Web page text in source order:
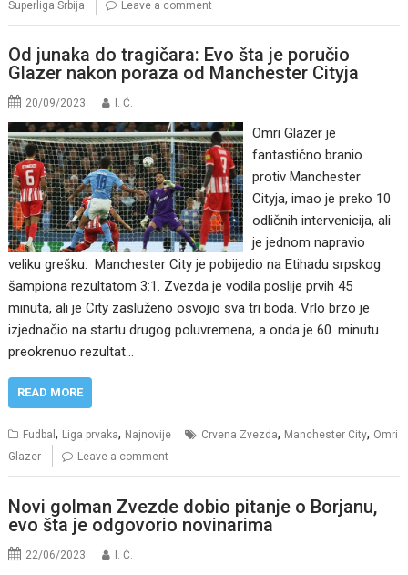
Superliga Srbija Leave a comment
Od junaka do tragičara: Evo šta je poručio
Glazer nakon poraza od Manchester Cityja
20/09/2023 I. Ć.
Omri Glazer je
fantastično branio
protiv Manchester
Cityja, imao je preko 10
odličnih intervenicija, ali
je jednom napravio
veliku grešku. Manchester City je pobijedio na Etihadu srpskog
šampiona rezultatom 3:1. Zvezda je vodila poslije prvih 45
minuta, ali je City zasluženo osvojio sva tri boda. Vrlo brzo je
izjednačio na startu drugog poluvremena, a onda je 60. minutu
preokrenuo rezultat…
READ MORE
Fudbal, Liga prvaka, Najnovije Crvena Zvezda, Manchester City, Omri
Glazer
Leave a comment
Novi golman Zvezde dobio pitanje o Borjanu,
evo šta je odgovorio novinarima
22/06/2023 I. Ć.